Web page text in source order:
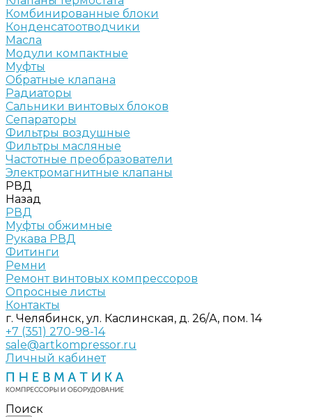
Комбинированные блоки
Конденсатоотводчики
Масла
Модули компактные
Муфты
Обратные клапана
Радиаторы
Сальники винтовых блоков
Сепараторы
Фильтры воздушные
Фильтры масляные
Частотные преобразователи
Электромагнитные клапаны
РВД
Назад
РВД
Муфты обжимные
Рукава РВД
Фитинги
Ремни
Ремонт винтовых компрессоров
Опросные листы
Контакты
г. Челябинск, ул. Каслинская, д. 26/А, пом. 14
+7 (351) 270-98-14
sale@artkompressor.ru
Личный кабинет
Поиск